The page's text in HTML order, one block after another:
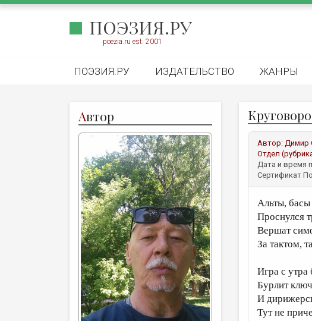
ПОЭЗИЯ.РУ
poezia.ru est. 2001
ПОЭЗИЯ.РУ ИЗДАТЕЛЬСТВО ЖАНРЫ
Автор
Автор: Димир
Отдел
Дата и время
Сертификат
Альты,
Проснулся
Вершат
За тактом,
Игра с утра
Бурлит
И
Тут не